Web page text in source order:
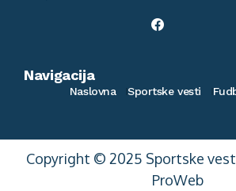
Navigacija
Naslovna Sportske vesti
Copyright © 2025 Sportske
ProWeb